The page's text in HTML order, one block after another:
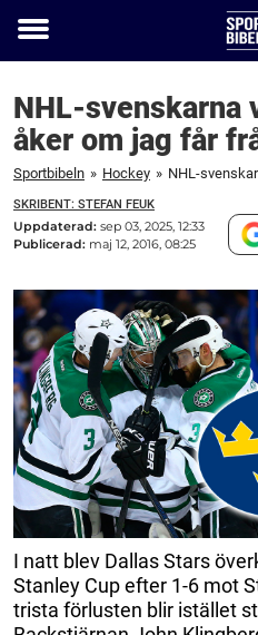
Toggle
NHL-svenskarna
åker om jag får
Sportbibeln » Hockey »
SKRIBENT: STEFAN FEUK
Uppdaterad: sep 03, 2025, 12:33
Publicerad: maj 12, 2016, 08:25
I natt blev Dallas Stars
Stanley Cup efter 1-6 mot
trista förlusten blir istället